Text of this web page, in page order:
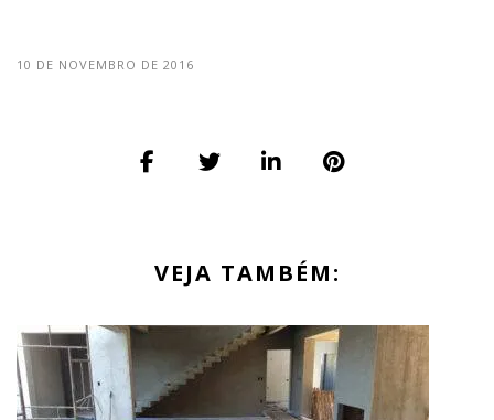
10 DE NOVEMBRO DE 2016
VEJA TAMBÉM: